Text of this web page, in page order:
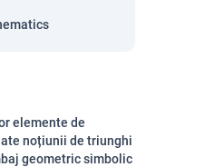
elemente de
noțiunii de triunghi
geometric simbolic